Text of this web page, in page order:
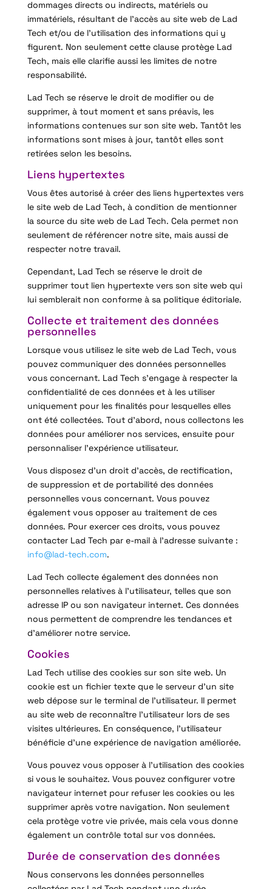
dommages directs ou indirects, matériels ou
immatériels, résultant de l’accès au site web de Lad
Tech et/ou de l’utilisation des informations qui y
figurent. Non seulement cette clause protège Lad
Tech, mais elle clarifie aussi les limites de notre
responsabilité.
Lad Tech se réserve le droit de modifier ou de
supprimer, à tout moment et sans préavis, les
informations contenues sur son site web. Tantôt les
informations sont mises à jour, tantôt elles sont
retirées selon les besoins.
Liens hypertextes
Vous êtes autorisé à créer des liens hypertextes vers
le site web de Lad Tech, à condition de mentionner
la source du site web de Lad Tech. Cela permet non
seulement de référencer notre site, mais aussi de
respecter notre travail.
Cependant, Lad Tech se réserve le droit de
supprimer tout lien hypertexte vers son site web qui
lui semblerait non conforme à sa politique éditoriale.
Collecte et traitement des données
personnelles
Lorsque vous utilisez le site web de Lad Tech, vous
pouvez communiquer des données personnelles
vous concernant. Lad Tech s’engage à respecter la
confidentialité de ces données et à les utiliser
uniquement pour les finalités pour lesquelles elles
ont été collectées. Tout d’abord, nous collectons les
données pour améliorer nos services, ensuite pour
personnaliser l’expérience utilisateur.
Vous disposez d’un droit d’accès, de rectification,
de suppression et de portabilité des données
personnelles vous concernant. Vous pouvez
également vous opposer au traitement de ces
données. Pour exercer ces droits, vous pouvez
contacter Lad Tech par e-mail à l’adresse suivante :
info@lad-tech.com.
Lad Tech collecte également des données non
personnelles relatives à l’utilisateur, telles que son
adresse IP ou son navigateur internet. Ces données
nous permettent de comprendre les tendances et
d’améliorer notre service.
Cookies
Lad Tech utilise des cookies sur son site web. Un
cookie est un fichier texte que le serveur d’un site
web dépose sur le terminal de l’utilisateur. Il permet
au site web de reconnaître l’utilisateur lors de ses
visites ultérieures. En conséquence, l’utilisateur
bénéficie d’une expérience de navigation améliorée.
Vous pouvez vous opposer à l’utilisation des cookies
si vous le souhaitez. Vous pouvez configurer votre
navigateur internet pour refuser les cookies ou les
supprimer après votre navigation. Non seulement
cela protège votre vie privée, mais cela vous donne
également un contrôle total sur vos données.
Durée de conservation des données
Nous conservons les données personnelles